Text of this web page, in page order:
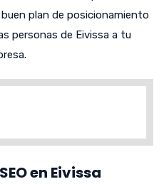
plan de posicionamiento
personas de Eivissa a tu
en Eivissa